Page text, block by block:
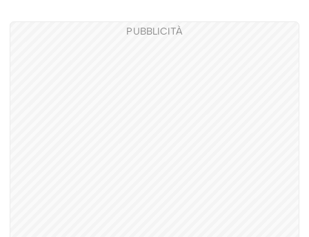
PUBBLICITÀ